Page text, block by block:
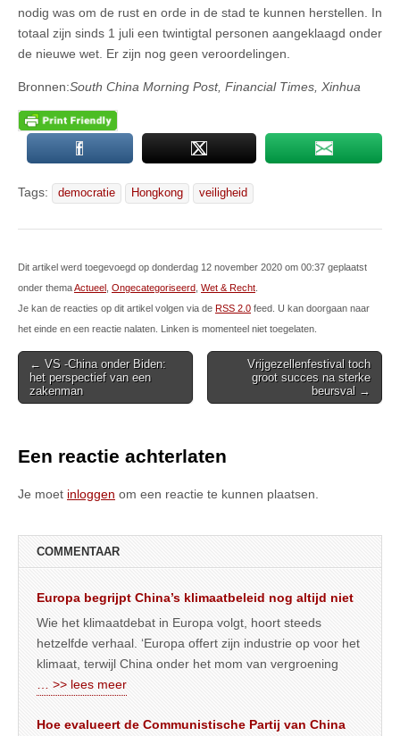
nodig was om de rust en orde in de stad te kunnen herstellen. In
totaal zijn sinds 1 juli een twintigtal personen aangeklaagd onder
de nieuwe wet. Er zijn nog geen veroordelingen.
Bronnen:South China Morning Post, Financial Times, Xinhua
Tags: democratie Hongkong veiligheid
Dit artikel werd toegevoegd op donderdag 12 november 2020 om 00:37 geplaatst
onder themaActueel Ongecategoriseerd Wet & Recht
Je kan de reacties op dit artikel volgen via de RSS 2.0 feed. U kan doorgaan naar
het einde en een reactie nalaten. Linken is momenteel niet toegelaten.
Post
navigation
← VS -China onder Biden:
het perspectief van een
zakenman
Vrijgezellenfestival toch
groot succes na sterke
beursval →
Een reactie achterlaten
Je moet inloggen om een reactie te kunnen plaatsen.
COMMENTAAR
Europa begrijpt China’s klimaatbeleid nog altijd niet
Wie het klimaatdebat in Europa volgt, hoort steeds
hetzelfde verhaal. ‘Europa offert zijn industrie op voor het
klimaat, terwijl China onder het mom van vergroening
… >> lees meer
Hoe evalueert de Communistische Partij van China